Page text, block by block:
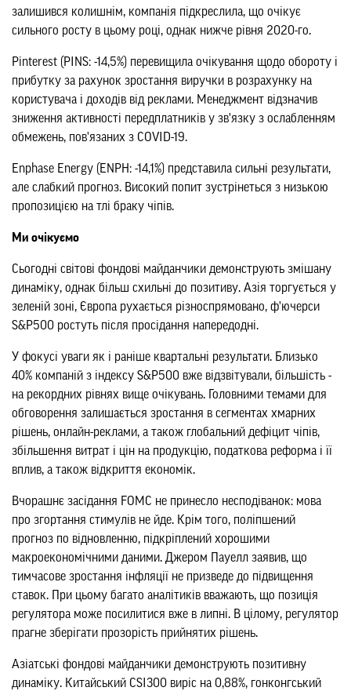
залишився колишнім, компанія підкреслила, що очікує
сильного росту в цьому році, однак нижче рівня 2020-го.
Pinterest (PINS: -14,5%) перевищила очікування щодо обороту і
прибутку за рахунок зростання виручки в розрахунку на
користувача і доходів від реклами. Менеджмент відзначив
зниження активності передплатників у зв'язку з ослабленням
обмежень, пов'язаних з COVID-19.
Enphase Energy (ENPH: -14,1%) представила сильні результати,
але слабкий прогноз. Високий попит зустрінеться з низькою
пропозицією на тлі браку чіпів.
Ми очікуємо
Сьогодні світові фондові майданчики демонструють змішану
динаміку, однак більш схильні до позитиву. Азія торгується у
зеленій зоні, Європа рухається різноспрямовано, ф'ючерси
S&P500 ростуть після просідання напередодні.
У фокусі уваги як і раніше квартальні результати. Близько
40% компаній з індексу S&P500 вже відзвітували, більшість -
на рекордних рівнях вище очікувань. Головними темами для
обговорення залишається зростання в сегментах хмарних
рішень, онлайн-реклами, а також глобальний дефіцит чіпів,
збільшення витрат і цін на продукцію, податкова реформа і її
вплив, а також відкриття економік.
Вчорашнє засідання FOMC не принесло несподіванок: мова
про згортання стимулів не йде. Крім того, поліпшений
прогноз по відновленню, підкріплений хорошими
макроекономічними даними. Джером Пауелл заявив, що
тимчасове зростання інфляції не призведе до підвищення
ставок. При цьому багато аналітиків вважають, що позиція
регулятора може посилитися вже в липні. В цілому, регулятор
прагне зберігати прозорість прийнятих рішень.
Азіатські фондові майданчики демонструють позитивну
динаміку. Китайський CSI300 виріс на 0,88%, гонконгський